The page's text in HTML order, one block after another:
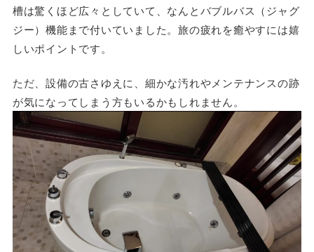
槽は驚くほど広々としていて、なんとバブルバス（ジャグ
ジー）機能まで付いていました。旅の疲れを癒やすには嬉
しいポイントです。
ただ、設備の古さゆえに、細かな汚れやメンテナンスの跡
が気になってしまう方もいるかもしれません。